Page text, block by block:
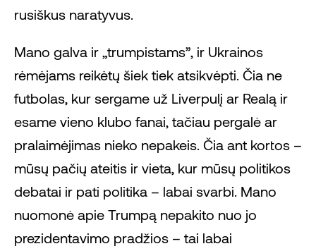
rusiškus naratyvus.
Mano galva ir „trumpistams”, ir Ukrainos
rėmėjams reikėtų šiek tiek atsikvėpti. Čia ne
futbolas, kur sergame už Liverpulį ar Realą ir
esame vieno klubo fanai, tačiau pergalė ar
pralaimėjimas nieko nepakeis. Čia ant kortos –
mūsų pačių ateitis ir vieta, kur mūsų politikos
debatai ir pati politika – labai svarbi. Mano
nuomonė apie Trumpą nepakito nuo jo
prezidentavimo pradžios – tai labai